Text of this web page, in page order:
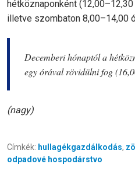
hétköznaponként
illetve szombaton 8,00–14,00
Decemberi hónaptól a
egy órával rövidülni fog
(nagy)
Címkék: hullagékgazdálkodás,
odpadové hospodárstvo